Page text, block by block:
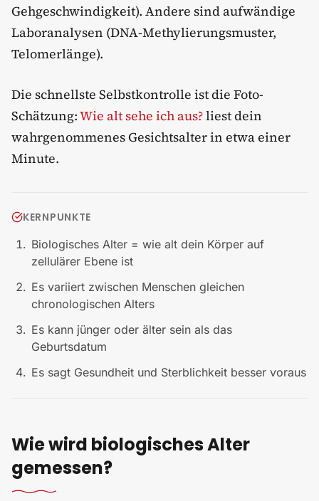
Gehgeschwindigkeit). Andere sind aufwändige
Laboranalysen (DNA-Methylierungsmuster,
Telomerlänge).
Die schnellste Selbstkontrolle ist die Foto-
Schätzung:Wie alt sehe ich aus?liest dein
wahrgenommenes Gesichtsalter in etwa einer
Minute.
KERNPUNKTE
Biologisches Alter = wie alt dein Körper auf
zellulärer Ebene ist
Es variiert zwischen Menschen gleichen
chronologischen Alters
Es kann jünger oder älter sein als das
Geburtsdatum
Es sagt Gesundheit und Sterblichkeit besser voraus
Wie wird biologisches Alter
gemessen?